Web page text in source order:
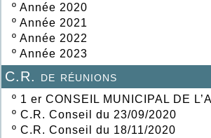
º Année 2020
º Année 2021
º Année 2022
º Année 2023
C.R. de réunions
º 1 er CONSEIL MUNICIPAL DE
º C.R. Conseil du 23/09/2020
º C.R. Conseil du 18/11/2020